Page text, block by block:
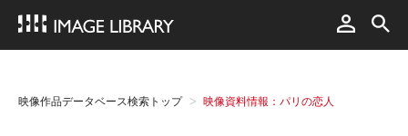
映像作品データベース検索トップ 映像資料情報：パリの恋人